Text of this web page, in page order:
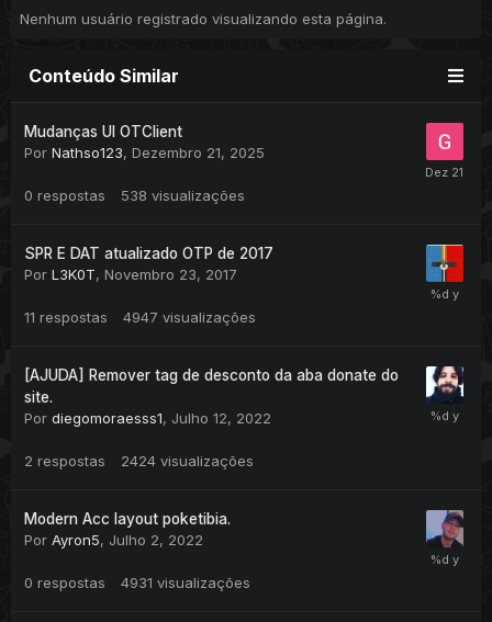
Nenhum usuário registrado visualizando esta página.
Conteúdo Similar
Mudanças UI OTClient
Por Nathso123, Dezembro 21, 2025
0 respostas 538 visualizações
SPR E DAT atualizado OTP de 2017
Por L3K0T, Novembro 23, 2017
11 respostas 4947 visualizações
[AJUDA] Remover tag de desconto da aba donate do
site.
Por diegomoraesss1, Julho 12, 2022
2 respostas 2424 visualizações
Modern Acc layout poketibia.
Por Ayron5, Julho 2, 2022
0 respostas 4931 visualizações